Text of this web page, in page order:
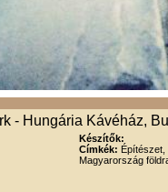
- Hungária Kávéház,
Készítők:
Címkék: Építészet,
Magyarország